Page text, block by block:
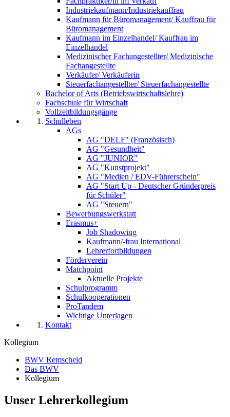
Industriekaufmann/Industriekauffrau
Kaufmann für Büromanagement/ Kauffrau für
Büromanagement
Kaufmann im Einzelhandel/ Kauffrau im
Einzelhandel
Medizinischer Fachangestellter/ Medizinische
Fachangestellte
Verkäufer/ Verkäuferin
Steuerfachangestellter/ Steuerfachangestellte
Bachelor of Arts (Betriebswirtschaftslehre)
Fachschule für Wirtschaft
Vollzeitbildungsgänge
Schulleben
AGs
AG "DELF" (Französisch)
AG "Gesundheit"
AG "JUNIOR"
AG "Kunstprojekt"
AG "Medien / EDV-Führerschein"
AG "Start Up - Deutscher Gründerpreis
für Schüler"
AG "Steuern"
Bewerbungswerkstatt
Erasmus+
Job Shadowing
Kaufmann/-frau International
Lehrerfortbildungen
Förderverein
Matchpoint
Aktuelle Projekte
Schulprogramm
Schulkooperationen
ProTandem
Wichtige Unterlagen
Kontakt
Kollegium
BWV Remscheid
Das BWV
Kollegium
Unser Lehrerkollegium